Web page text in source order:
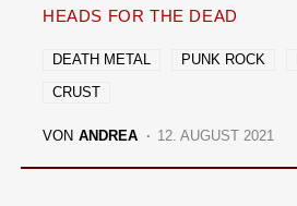
HEADS FOR THE DEAD
DEATH METAL PUNK ROCK
CRUST
VON ANDREA 12. AUGUST 2021